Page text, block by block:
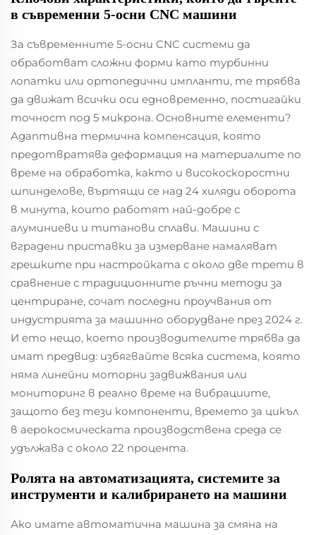
в съвременни 5-осни CNC машини
За съвременните 5-осни CNC системи да
обработват сложни форми като турбинни
лопатки или ортопедични импланти, те трябва
да движат всички оси едновременно, постигайки
точност под 5 микрона. Основните елементи?
Адаптивна термична компенсация, която
предотвратява деформация на материалите по
време на обработка, както и високоскоростни
шпинделове, въртящи се над 24 хиляди оборота
в минута, които работят най-добре с
алуминиеви и титанови сплави. Машини с
вградени приставки за измерване намаляват
грешките при настройката с около две трети в
сравнение с традиционните ръчни методи за
центриране, сочат последни проучвания от
индустрията за машинно оборудване през 2024 г.
И ето нещо, което производителите трябва да
имат предвид: избягвайте всяка система, която
няма линейни моторни задвижвания или
мониторинг в реално време на вибрациите,
защото без тези компоненти, времето за цикъл
в аерокосмическата производствена среда се
удължава с около 22 процента.
Ролята на автоматизацията, системите за
инструменти и калибрирането на машини
Ако имате автоматична машина за смяна на